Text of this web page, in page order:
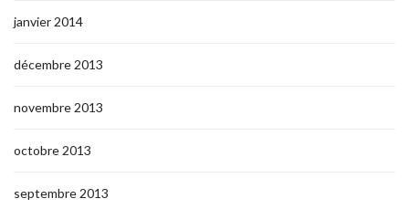
janvier 2014
décembre 2013
novembre 2013
octobre 2013
septembre 2013